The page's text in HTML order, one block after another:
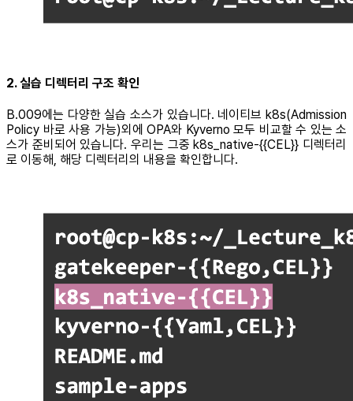
2. 실습 디렉터리 구조 확인
B.009에는 다양한 실습 소스가 있습니다. 네이티브 k8s(Admission
Policy 바로 사용 가능)외에 OPA와 Kyverno 모두 비교할 수 있는 소
스가 준비되어 있습니다. 우리는 그중 k8s_native-{{CEL}} 디렉터리
로 이동해, 해당 디렉터리의 내용을 확인합니다.